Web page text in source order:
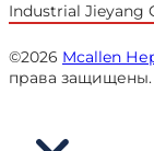
Industrial Jieyang
©2026 Mcallen
права защищены.